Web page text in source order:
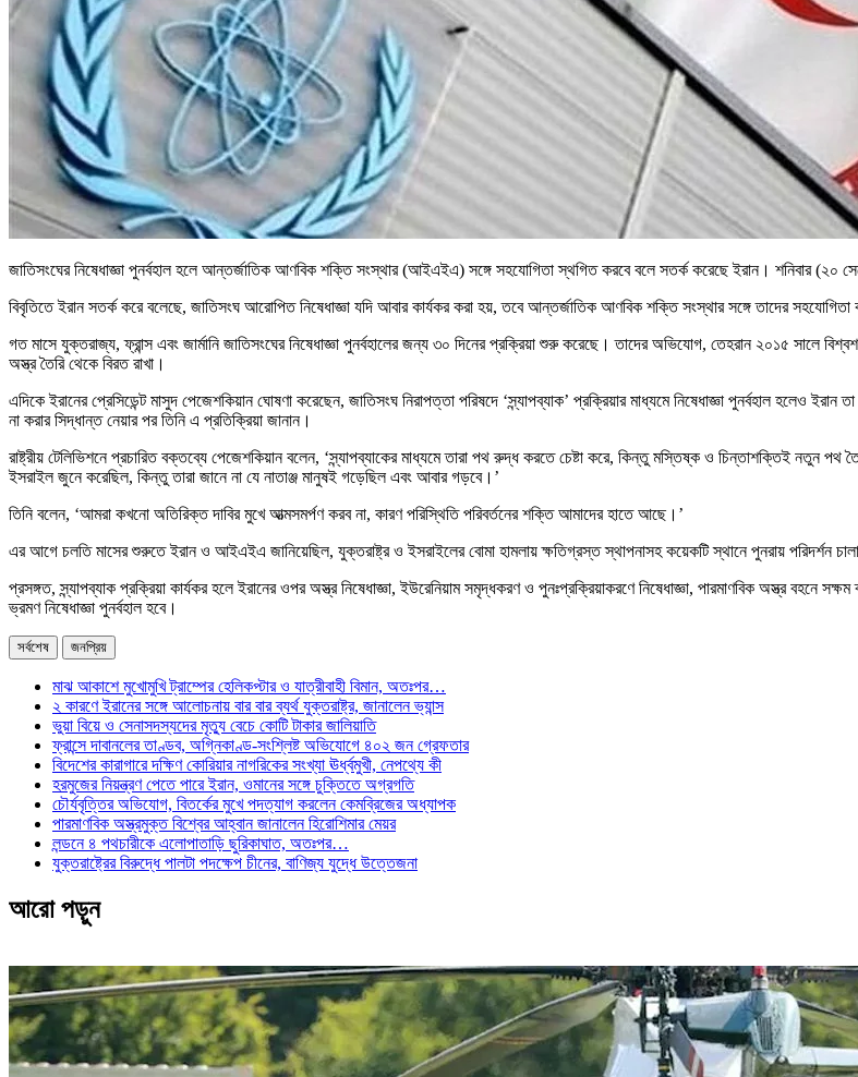
জাতিসংঘের নিষেধাজ্ঞা পুনর্বহাল হলে আন্তর্জাতিক আণবিক শক্তি সংস্থার (আইএইএ) সঙ্গে সহযোগিতা স্থগিত করবে বলে সতর্ক করেছে ইরান। শনিবার (২০
বিবৃতিতে ইরান সতর্ক করে বলেছে, জাতিসংঘ আরোপিত নিষেধাজ্ঞা যদি আবার কার্যকর করা হয়, তবে আন্তর্জাতিক আণবিক শক্তি সংস্থার সঙ্গে তাদের সহযোগিতা
গত মাসে যুক্তরাজ্য, ফ্রান্স এবং জার্মানি জাতিসংঘের নিষেধাজ্ঞা পুনর্বহালের জন্য ৩০ দিনের প্রক্রিয়া শুরু করেছে। তাদের অভিযোগ, তেহরান ২০১৫ সালে
অস্ত্র তৈরি থেকে বিরত রাখা।
এদিকে ইরানের প্রেসিডেন্ট মাসুদ পেজেশকিয়ান ঘোষণা করেছেন, জাতিসংঘ নিরাপত্তা পরিষদে ‘স্ন্যাপব্যাক’ প্রক্রিয়ার মাধ্যমে নিষেধাজ্ঞা পুনর্বহাল হলেও
না করার সিদ্ধান্ত নেয়ার পর তিনি এ প্রতিক্রিয়া জানান।
রাষ্ট্রীয় টেলিভিশনে প্রচারিত বক্তব্যে পেজেশকিয়ান বলেন, ‘স্ন্যাপব্যাকের মাধ্যমে তারা পথ রুদ্ধ করতে চেষ্টা করে, কিন্তু মস্তিষ্ক ও চিন্তাশক্তিই নতুন পথ
ইসরাইল জুনে করেছিল, কিন্তু তারা জানে না যে নাতাঞ্জ মানুষই গড়েছিল এবং আবার গড়বে।’
তিনি বলেন, ‘আমরা কখনো অতিরিক্ত দাবির মুখে আত্মসমর্পণ করব না, কারণ পরিস্থিতি পরিবর্তনের শক্তি আমাদের হাতে আছে।’
এর আগে চলতি মাসের শুরুতে ইরান ও আইএইএ জানিয়েছিল, যুক্তরাষ্ট্র ও ইসরাইলের বোমা হামলায় ক্ষতিগ্রস্ত স্থাপনাসহ কয়েকটি স্থানে পুনরায় পরিদর্শন
প্রসঙ্গত, স্ন্যাপব্যাক প্রক্রিয়া কার্যকর হলে ইরানের ওপর অস্ত্র নিষেধাজ্ঞা, ইউরেনিয়াম সমৃদ্ধকরণ ও পুনঃপ্রক্রিয়াকরণে নিষেধাজ্ঞা, পারমাণবিক অস্ত্র বহনে
ভ্রমণ নিষেধাজ্ঞা পুনর্বহাল হবে।
সর্বশেষ জনপ্রিয়
মাঝ আকাশে মুখোমুখি ট্রাম্পের হেলিকপ্টার ও যাত্রীবাহী বিমান, অতঃপর…
২ কারণে ইরানের সঙ্গে আলোচনায় বার বার ব্যর্থ যুক্তরাষ্ট্র, জানালেন ভ্যান্স
ভুয়া বিয়ে ও সেনাসদস্যদের মৃত্যু বেচে কোটি টাকার জালিয়াতি
ফ্রান্সে দাবানলের তাণ্ডব, অগ্নিকাণ্ড-সংশ্লিষ্ট অভিযোগে ৪০২ জন গ্রেফতার
বিদেশের কারাগারে দক্ষিণ কোরিয়ার নাগরিকের সংখ্যা ঊর্ধ্বমুখী, নেপথ্যে কী
হরমুজের নিয়ন্ত্রণ পেতে পারে ইরান, ওমানের সঙ্গে চুক্তিতে অগ্রগতি
চৌর্যবৃত্তির অভিযোগ, বিতর্কের মুখে পদত্যাগ করলেন কেমব্রিজের অধ্যাপক
পারমাণবিক অস্ত্রমুক্ত বিশ্বের আহ্বান জানালেন হিরোশিমার মেয়র
লন্ডনে ৪ পথচারীকে এলোপাতাড়ি ছুরিকাঘাত, অতঃপর…
যুক্তরাষ্ট্রের বিরুদ্ধে পালটা পদক্ষেপ চীনের, বাণিজ্য যুদ্ধে ‍উত্তেজনা
আরো পড়ুন